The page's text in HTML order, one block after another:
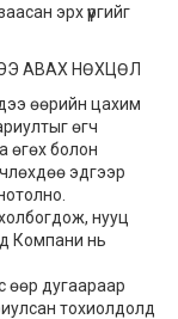
эрх үүргийг
АВАХ НӨХЦӨЛ
өөрийн цахим
өгч
өгөх болон
эдгээр
нууц
Компани нь
өөр дугаараар
тохиолдолд